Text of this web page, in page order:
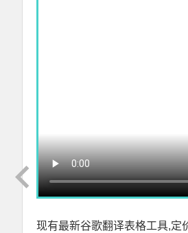
现有最新谷歌翻译表格工具,定